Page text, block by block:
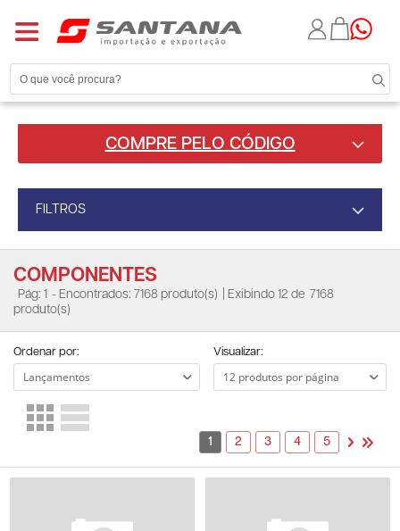
COMPRE PELO CÓDIGO
FILTROS
COMPONENTES
Pág: 1 - Encontrados: 7168 produto(s) | Exibindo 12 de 7168
produto(s)
Ordenar por: Visualizar:
1 2 3 4 5